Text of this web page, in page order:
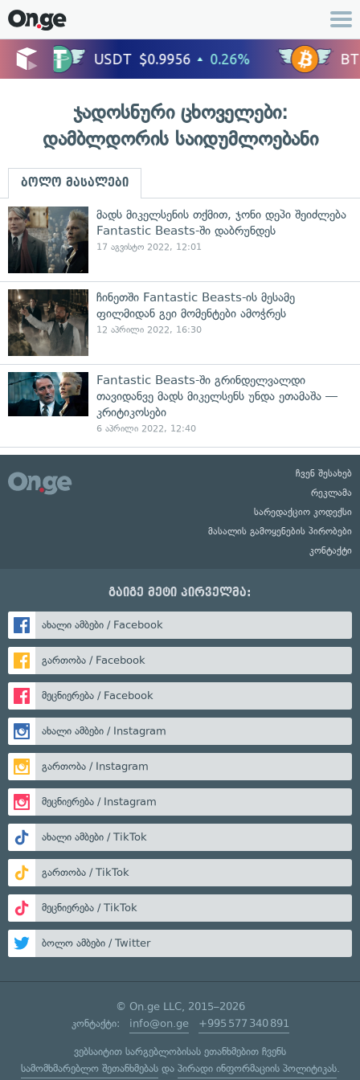
ჯადოსნური ცხოველები:
დამბლდორის საიდუმლოებანი
ბოლო მასალები
მადს მიკელსენის თქმით, ჯონი დეპი შეიძლება
Fantastic Beasts-ში დაბრუნდეს
17 აგვისტო 2022, 12:01
ჩინეთში Fantastic Beasts-ის მესამე
ფილმიდან გეი მომენტები ამოჭრეს
12 აპრილი 2022, 16:30
Fantastic Beasts-ში გრინდელვალდი
თავიდანვე მადს მიკელსენს უნდა ეთამაშა —
კრიტიკოსები
6 აპრილი 2022, 12:40
ჩვენ შესახებ
რეკლამა
სარედაქციო კოდექსი
მასალის გამოყენების პირობები
კონტაქტი
გაიგე მეტი პირველმა:
ახალი ამბები / Facebook
გართობა / Facebook
მეცნიერება / Facebook
ახალი ამბები / Instagram
გართობა / Instagram
მეცნიერება / Instagram
ახალი ამბები / TikTok
გართობა / TikTok
მეცნიერება / TikTok
ბოლო ამბები / Twitter
© On.ge LLC, 2015–2026
კონტაქტი: info@on.ge +995 577 340 891
ვებსაიტით სარგებლობისას ეთანხმებით ჩვენს
სამომხმარებლო შეთანხმებასდა პირადი ინფორმაციის პოლიტიკას.